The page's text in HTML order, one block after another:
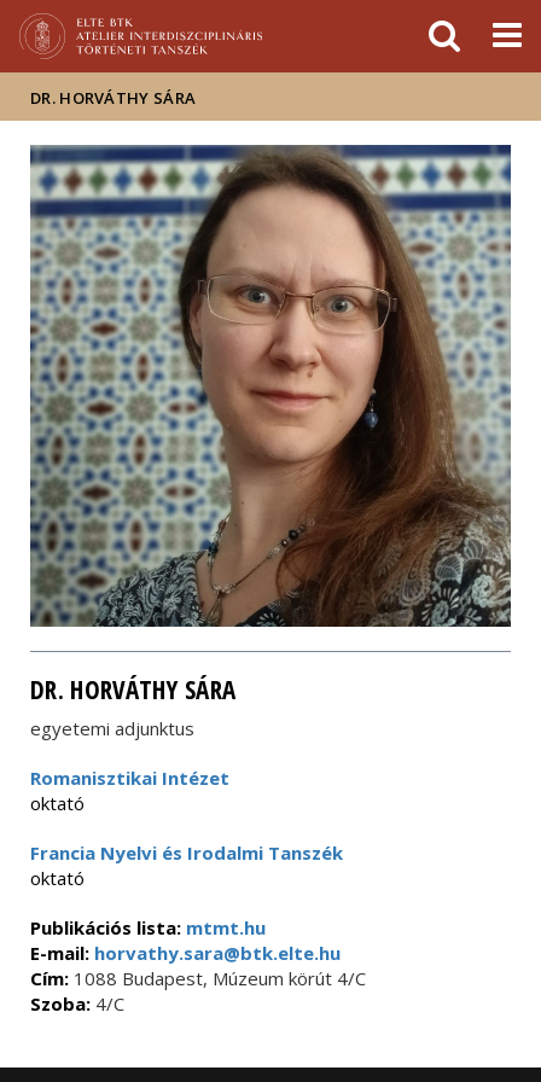
Hírek
Események
ELTE a
sajtóban
DR. HORVÁTHY SÁRA
DR. HORVÁTHY SÁRA
egyetemi adjunktus
Romanisztikai Intézet
oktató
Francia Nyelvi és Irodalmi Tanszék
oktató
Publikációs lista: mtmt.hu
E-mail: horvathy.sara@btk.elte.hu
Cím: 1088 Budapest, Múzeum körút 4/C
Szoba: 4/C